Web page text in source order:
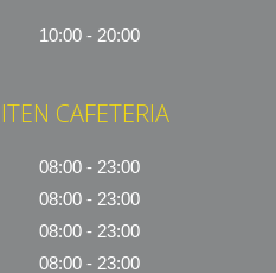
10:00 - 20:00
CAFETERIA
08:00 - 23:00
08:00 - 23:00
08:00 - 23:00
08:00 - 23:00